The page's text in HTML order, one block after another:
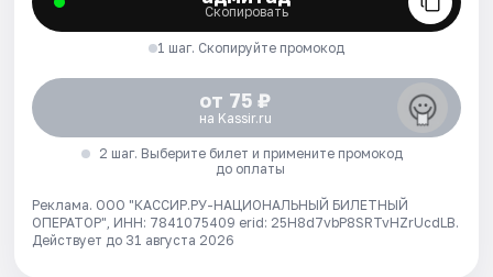
Скопировать
1 шаг. Скопируйте промокод
от 75 ₽
на Kassir.ru
2 шаг. Выберите билет и примените промокод
до оплаты
Реклама. ООО "КАССИР.РУ-НАЦИОНАЛЬНЫЙ БИЛЕТНЫЙ
ОПЕРАТОР", ИНН: 7841075409 erid: 25H8d7vbP8SRTvHZrUcdLB.
Действует до 31 августа 2026